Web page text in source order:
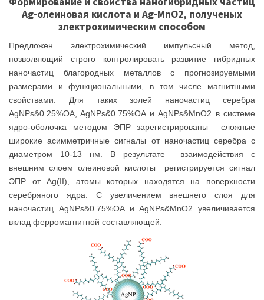
Ag-олеиновая кислота и Ag-MnO2, полученых
электрохимическим способом
Предложен электрохимический импульсный метод,
позволяющий строго контролировать развитие гибридных
наночастиц благородных металлов с прогнозируемыми
размерами и функциональными, в том числе магнитными
свойствами. Для таких золей наночастиц серебра
AgNPs&0.25%OA, AgNPs&0.75%OA и AgNPs&MnO2 в системе
ядро-оболочка методом ЭПР зарегистрированы сложные
широкие асимметричные сигналы от наночастиц серебра с
диаметром 10-13 нм. В результате взаимодействия с
внешним слоем олеиновой кислоты регистрируется сигнал
ЭПР от Ag(II), атомы которых находятся на поверхности
серебряного ядра. С увеличением внешнего слоя для
наночастиц AgNPs&0.75%OA и AgNPs&MnO2 увеличивается
вклад ферромагнитной составляющей.